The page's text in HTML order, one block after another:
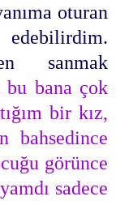
oturan
sanmak
bu bana çok
bir kız,
bahsedince
görünce
sadece